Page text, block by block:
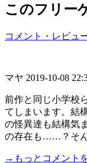
このフリー
コメント・レビュ
マヤ 2019-10-08
前作と同じ小学校
てしまいます。結
の怪異達も結構気
の存在も……？そ
→もっとコメント